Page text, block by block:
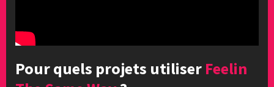
Pour quels projets utiliser Feelin